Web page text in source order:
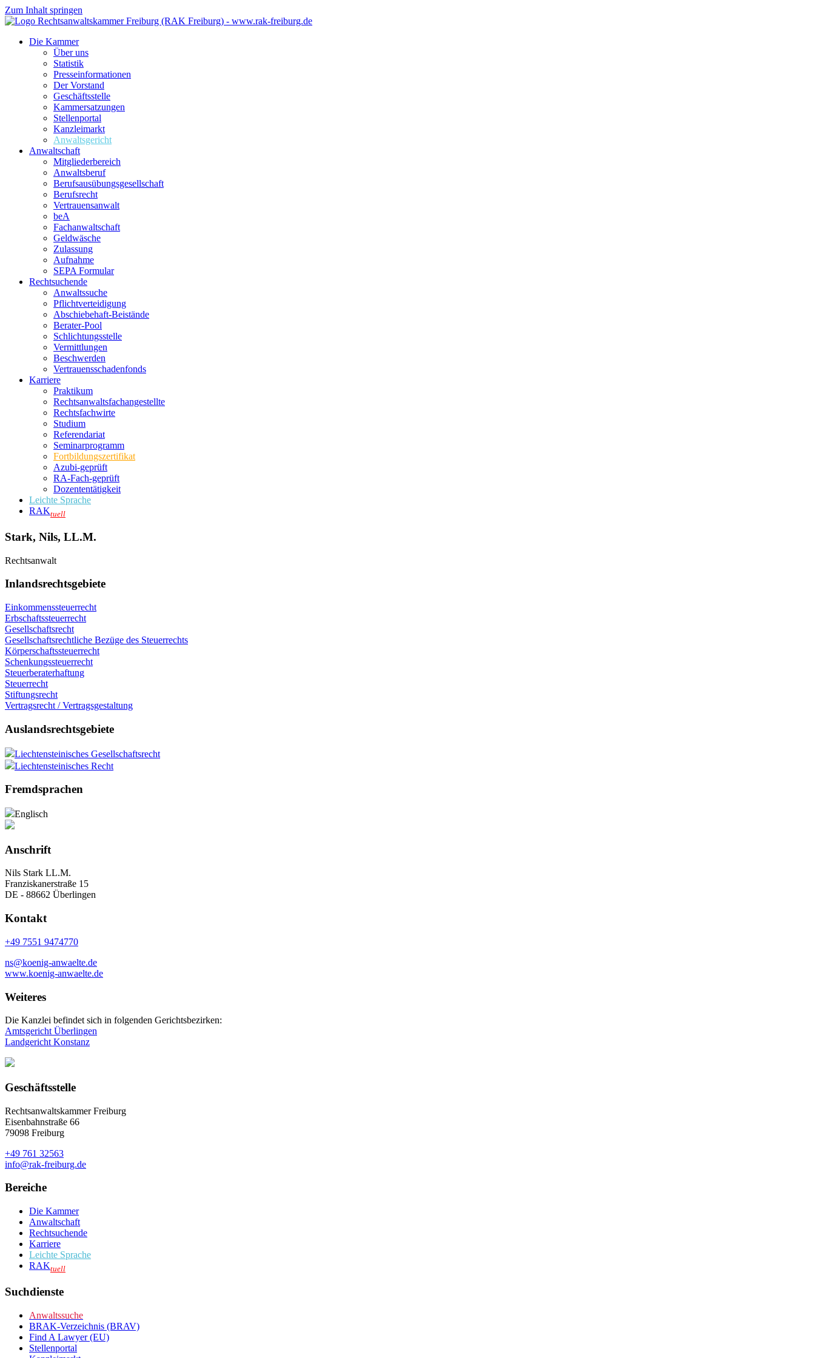
Zum Inhalt springen
Die Kammer
Über uns
Statistik
Presseinformationen
Der Vorstand
Geschäftsstelle
Kammersatzungen
Stellenportal
Kanzleimarkt
Anwaltsgericht
Anwaltschaft
Mitgliederbereich
Anwaltsberuf
Berufsausübungs­gesellschaft
Berufsrecht
Vertrauensanwalt
beA
Fachanwaltschaft
Geldwäsche
Zulassung
Aufnahme
SEPA Formular
Rechtsuchende
Anwaltssuche
Pflichtverteidigung
Abschiebehaft-Beistände
Berater-Pool
Schlichtungsstelle
Vermittlungen
Beschwerden
Vertrauensschadenfonds
Karriere
Praktikum
Rechtsanwalts­fachangestellte
Rechtsfachwirte
Studium
Referendariat
Seminarprogramm
Fortbildungszertifikat
Azubi-geprüft
RA-Fach-geprüft
Dozententätigkeit
Leichte Sprache
RAKtuell
Stark, Nils, LL.M.
Rechtsanwalt
Inlandsrechtsgebiete
Einkommenssteuerrecht
Erbschaftssteuerrecht
Gesellschaftsrecht
Gesellschaftsrechtliche Bezüge des Steuerrechts
Körperschaftssteuerrecht
Schenkungssteuerrecht
Steuerberaterhaftung
Steuerrecht
Stiftungsrecht
Vertragsrecht / Vertragsgestaltung
Auslandsrechtsgebiete
Liechtensteinisches Gesellschaftsrecht
Liechtensteinisches Recht
Fremdsprachen
Englisch
Anschrift
Nils Stark LL.M.
Franziskanerstraße 15
DE - 88662 Überlingen
Kontakt
+49 7551 9474770
ns@koenig-anwaelte.de
www.koenig-anwaelte.de
Weiteres
Die Kanzlei befindet sich in folgenden Gerichtsbezirken:
Amtsgericht Überlingen
Landgericht Konstanz
Geschäftsstelle
Rechtsanwaltskammer Freiburg
Eisenbahnstraße 66
79098 Freiburg
+49 761 32563
info@rak-freiburg.de
Bereiche
Die Kammer
Anwaltschaft
Rechtsuchende
Karriere
Leichte Sprache
RAKtuell
Suchdienste
Anwaltssuche
BRAK-Verzeichnis (BRAV)
Find A Lawyer (EU)
Stellenportal